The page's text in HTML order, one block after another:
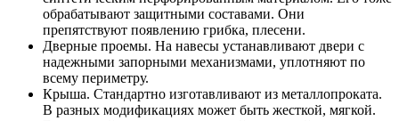
обрабатывают защитными составами. Они
препятствуют появлению грибка, плесени.
Дверные проемы. На навесы устанавливают двери с
надежными запорными механизмами, уплотняют по
всему периметру.
Крыша. Стандартно изготавливают из металлопроката.
В разных модификациях может быть жесткой, мягкой.